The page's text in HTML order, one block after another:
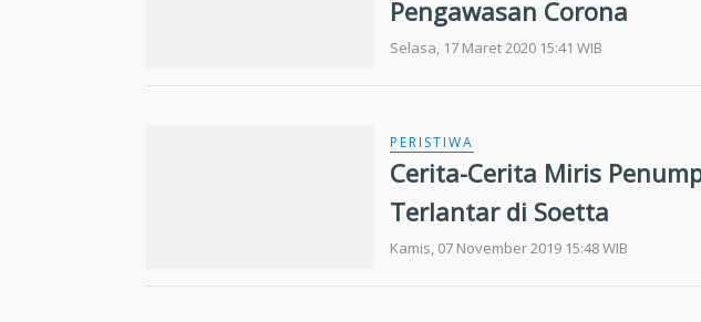
Pengawasan Corona
Selasa, 17 Maret 2020 15:41 WIB
PERISTIWA
Cerita-Cerita Miris
Terlantar di Soetta
Kamis, 07 November 2019 15:48 WIB